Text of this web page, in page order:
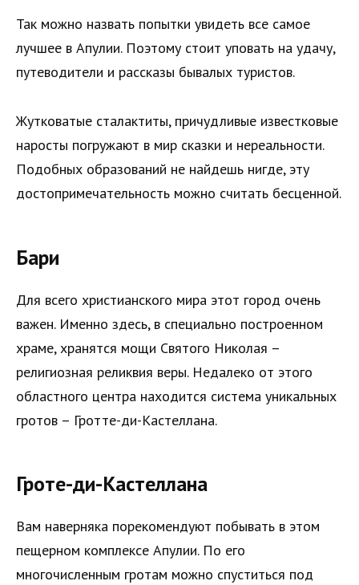
Так можно назвать попытки увидеть все самое
лучшее в Апулии. Поэтому стоит уповать на удачу,
путеводители и рассказы бывалых туристов.
Жутковатые сталактиты, причудливые известковые
наросты погружают в мир сказки и нереальности.
Подобных образований не найдешь нигде, эту
достопримечательность можно считать бесценной.
Бари
Для всего христианского мира этот город очень
важен. Именно здесь, в специально построенном
храме, хранятся мощи Святого Николая –
религиозная реликвия веры. Недалеко от этого
областного центра находится система уникальных
гротов – Гротте-ди-Кастеллана.
Гроте-ди-Кастеллана
Вам наверняка порекомендуют побывать в этом
пещерном комплексе Апулии. По его
многочисленным гротам можно спуститься под